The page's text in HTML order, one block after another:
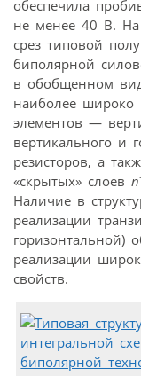
обеспечила
не менее 40 В. На
срез типовой
биполярной
в обобщенном
наиболее широко
элементов —
вертикального и
резисторов, а
«скрытых» слоев n
Наличие в
реализации
горизонтальной)
реализации
свойств.